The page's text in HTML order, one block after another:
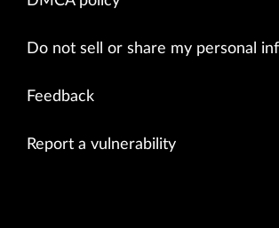
Do not sell or share my personal
Feedback
Report a vulnerability